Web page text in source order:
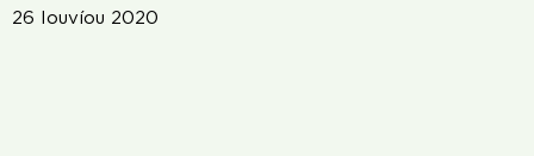
26 Ιουνίου 2020